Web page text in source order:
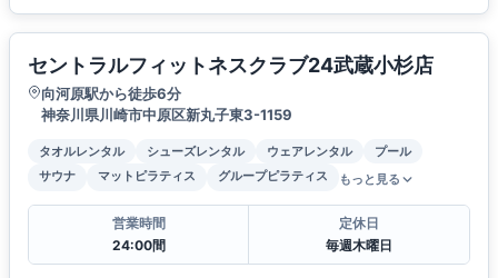
セントラルフィットネスクラブ24武蔵小杉店
向河原駅から徒歩6分
神奈川県川崎市中原区新丸子東3-1159
タオルレンタル シューズレンタル ウェアレンタル
プール
サウナ
マットピラティス グループピラティス もっと見る
営業時間
24:00間
定休日
毎週木曜日